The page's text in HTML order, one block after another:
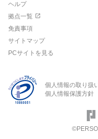
ヘルプ
拠点一覧
免責事項
サイトマップ
PCサイトを見る
個人情報の取り扱
個人情報保護方針